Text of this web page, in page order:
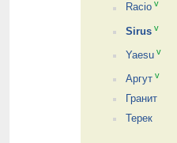
Racio v
Sirus v
Yaesu v
Аргут v
Гранит
Терек